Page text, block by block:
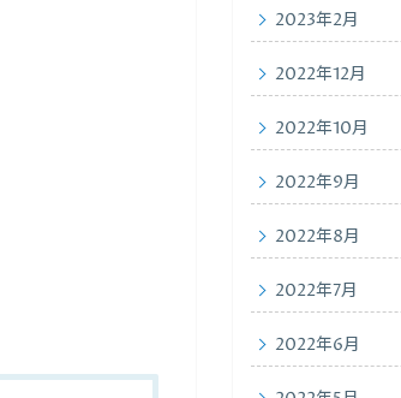
2023年2月
2022年12月
2022年10月
2022年9月
2022年8月
2022年7月
2022年6月